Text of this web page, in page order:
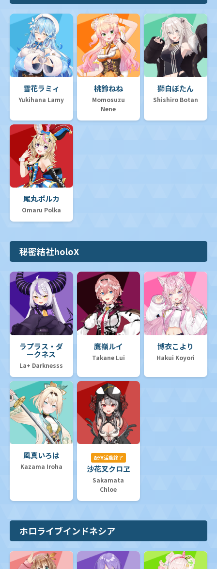
雪花ラミィ
Yukihana Lamy
桃鈴ねね
Momosuzu
Nene
獅白ぼたん
Shishiro Botan
尾丸ポルカ
Omaru Polka
秘密結社holoX
ラプラス・ダ
ークネス
La+ Darknesss
鷹嶺ルイ
Takane Lui
博衣こより
Hakui Koyori
風真いろは
Kazama Iroha
配信活動終了
沙花叉クロヱ
Sakamata
Chloe
ホロライブインドネシア